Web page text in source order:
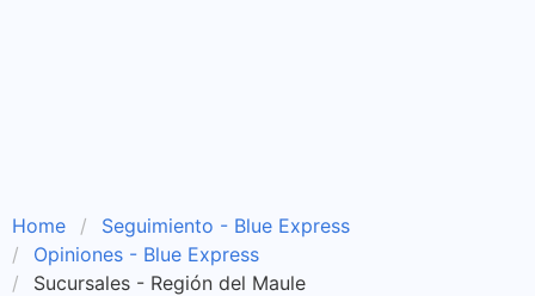
Home
Seguimiento - Blue Express
Opiniones - Blue Express
Sucursales - Región del Maule